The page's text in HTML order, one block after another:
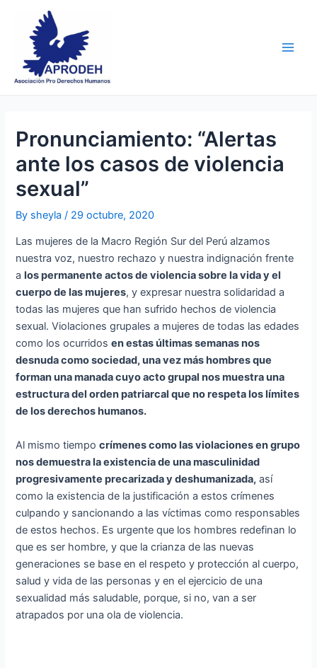
content
Pronunciamiento: “Alertas
ante los casos de violencia
sexual”
By sheyla/ 29 octubre, 2020
Las mujeres de la Macro Región Sur del Perú alzamos
nuestra voz, nuestro rechazo y nuestra indignación frente
a los permanente actos de violencia sobre la vida y el
cuerpo de las mujeres, y expresar nuestra solidaridad a
todas las mujeres que han sufrido hechos de violencia
sexual. Violaciones grupales a mujeres de todas las edades
como los ocurridosen estas últimas semanas nos
desnuda como sociedad, una vez más hombres que
forman una manada cuyo acto grupal nos muestra una
estructura del orden patriarcal que no respeta los límites
de los derechos humanos.
Al mismo tiempocrímenes como las violaciones en grupo
nos demuestra la existencia de una masculinidad
progresivamente precarizada y deshumanizada, así
como la existencia de la justificación a estos crímenes
culpando y sancionando a las víctimas como responsables
de estos hechos. Es urgente que los hombres redefinan lo
que es ser hombre, y que la crianza de las nuevas
generaciones se base en el respeto y protección al cuerpo,
salud y vida de las personas y en el ejercicio de una
sexualidad más saludable, porque, si no, van a ser
atrapados por una ola de violencia.
navigation